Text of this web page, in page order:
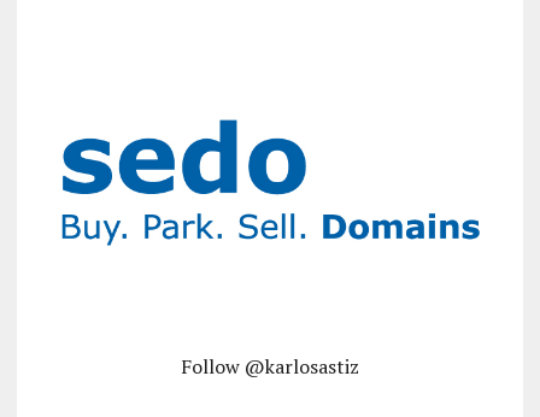
Follow @karlosastiz